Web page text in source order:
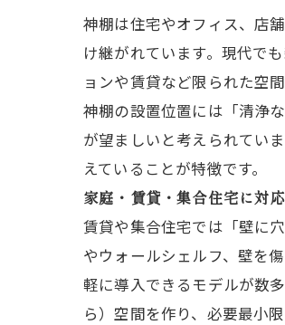
神棚は住宅やオフィス、店
け継がれています。現代で
ョンや賃貸など限られた空
神棚の設置位置には「清浄
が望ましいと考えられてい
えていることが特徴です。
家庭・賃貸・集合住宅に対
賃貸や集合住宅では「壁に
やウォールシェルフ、壁を
軽に導入できるモデルが数
ら）空間を作り、必要最小